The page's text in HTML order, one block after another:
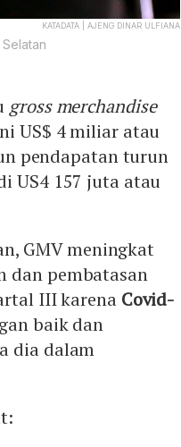
KATADATA | AJENG DINAR ULFIANA
gross merchandise
US$ 4 miliar atau
pendapatan turun
US4 157 juta atau
GMV meningkat
dan pembatasan
III karena Covid-
baik dan
dia dalam